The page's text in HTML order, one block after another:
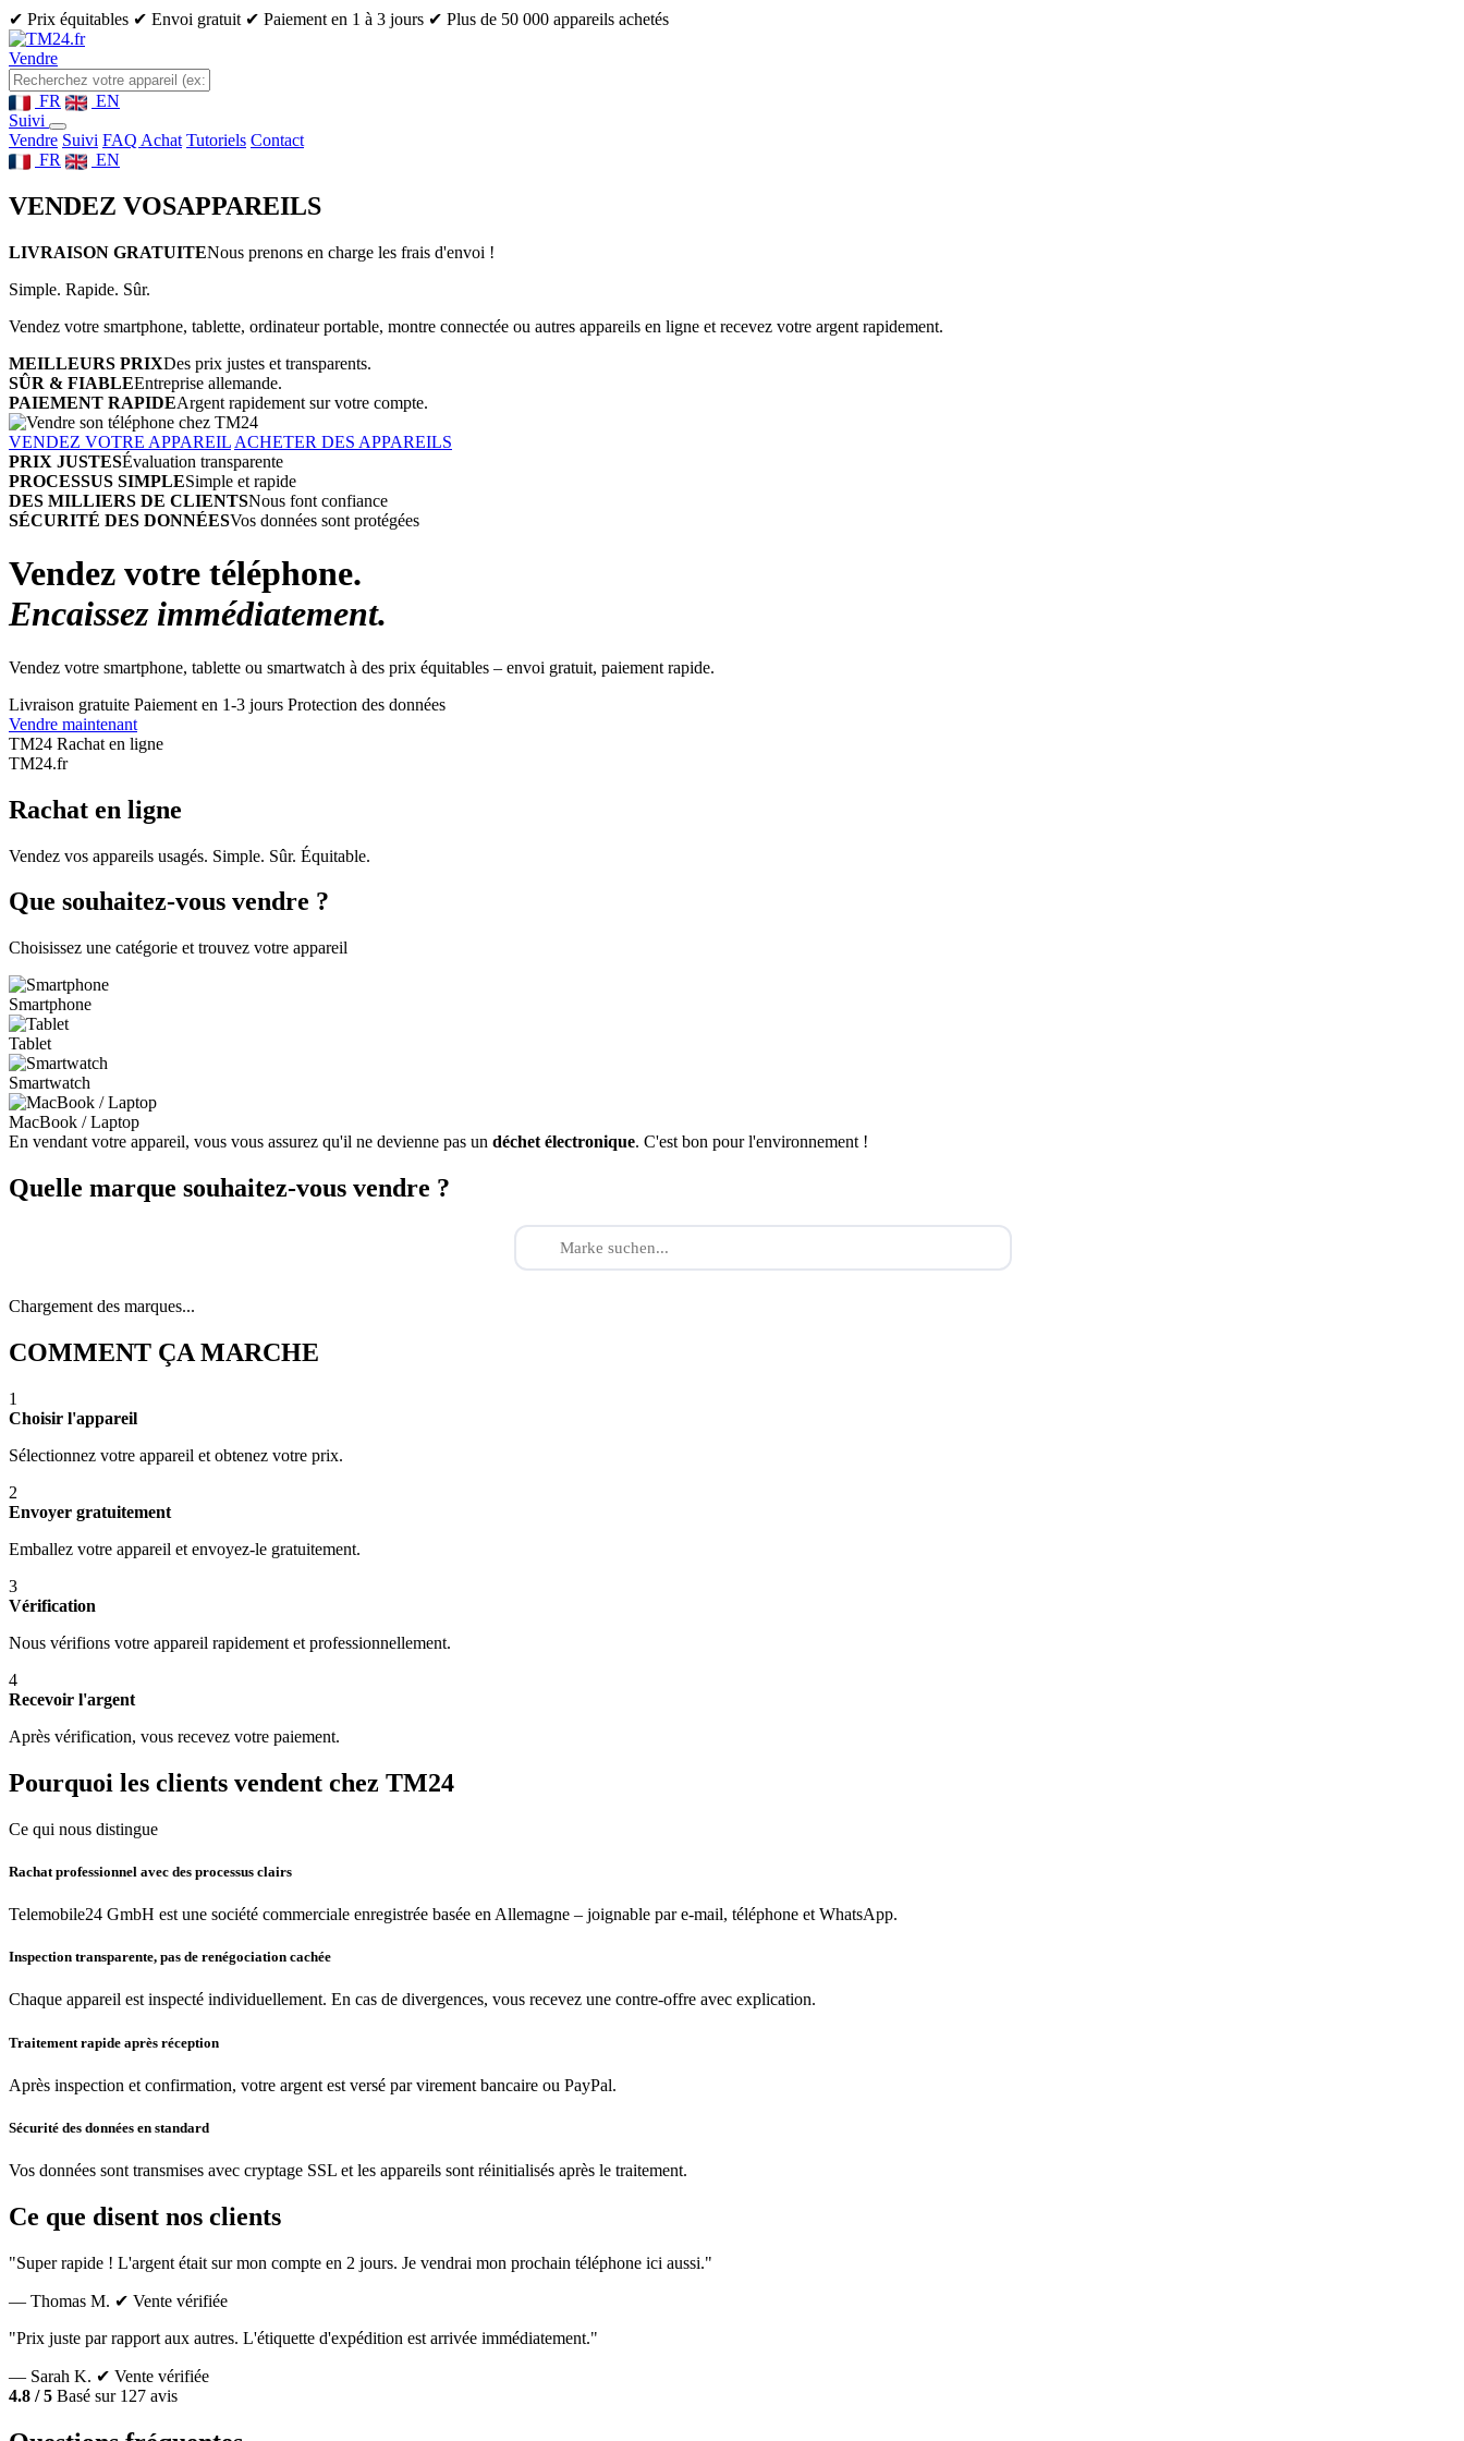
✔ Prix équitables ✔ Envoi gratuit ✔ Paiement en 1 à 3 jours ✔ Plus de 50 000 appareils achetés
Vendre
FR
EN
Suivi
Vendre Suivi FAQ Achat Tutoriels Contact
FR
EN
VENDEZ VOSAPPAREILS
LIVRAISON GRATUITENous prenons en charge les frais d'envoi !
Simple. Rapide. Sûr.
Vendez votre smartphone, tablette, ordinateur portable, montre connectée ou autres appareils en ligne et recevez votre argent rapidement.
MEILLEURS PRIXDes prix justes et transparents.
SÛR & FIABLEEntreprise allemande.
PAIEMENT RAPIDEArgent rapidement sur votre compte.
VENDEZ VOTRE APPAREIL ACHETER DES APPAREILS
PRIX JUSTESÉvaluation transparente
PROCESSUS SIMPLESimple et rapide
DES MILLIERS DE CLIENTSNous font confiance
SÉCURITÉ DES DONNÉESVos données sont protégées
Vendez votre téléphone.
Encaissez immédiatement.
Vendez votre smartphone, tablette ou smartwatch à des prix équitables – envoi gratuit, paiement rapide.
Livraison gratuite Paiement en 1-3 jours Protection des données
Vendre maintenant
TM24 Rachat en ligne
TM24.fr
Rachat en ligne
Vendez vos appareils usagés. Simple. Sûr. Équitable.
Que souhaitez-vous vendre ?
Choisissez une catégorie et trouvez votre appareil
Smartphone
Tablet
Smartwatch
MacBook / Laptop
En vendant votre appareil, vous vous assurez qu'il ne devienne pas un déchet électronique. C'est bon pour l'environnement !
Quelle marque souhaitez-vous vendre ?
Chargement des marques...
COMMENT ÇA MARCHE
1
Choisir l'appareil
Sélectionnez votre appareil et obtenez votre prix.
2
Envoyer gratuitement
Emballez votre appareil et envoyez-le gratuitement.
3
Vérification
Nous vérifions votre appareil rapidement et professionnellement.
4
Recevoir l'argent
Après vérification, vous recevez votre paiement.
Pourquoi les clients vendent chez TM24
Ce qui nous distingue
Rachat professionnel avec des processus clairs
Telemobile24 GmbH est une société commerciale enregistrée basée en Allemagne – joignable par e-mail, téléphone et WhatsApp.
Inspection transparente, pas de renégociation cachée
Chaque appareil est inspecté individuellement. En cas de divergences, vous recevez une contre-offre avec explication.
Traitement rapide après réception
Après inspection et confirmation, votre argent est versé par virement bancaire ou PayPal.
Sécurité des données en standard
Vos données sont transmises avec cryptage SSL et les appareils sont réinitialisés après le traitement.
Ce que disent nos clients
"Super rapide ! L'argent était sur mon compte en 2 jours. Je vendrai mon prochain téléphone ici aussi."
— Thomas M. ✔ Vente vérifiée
"Prix juste par rapport aux autres. L'étiquette d'expédition est arrivée immédiatement."
— Sarah K. ✔ Vente vérifiée
4.8 / 5 Basé sur 127 avis